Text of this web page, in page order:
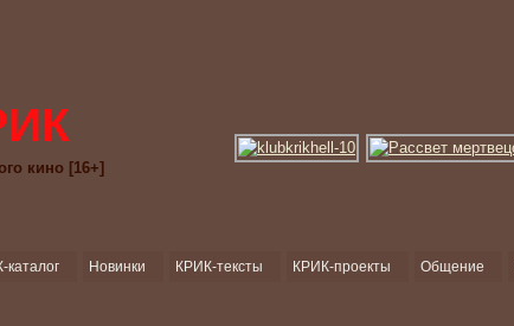
кино [16+]
каталог Новинки КРИК-тексты КРИК-проекты Общение